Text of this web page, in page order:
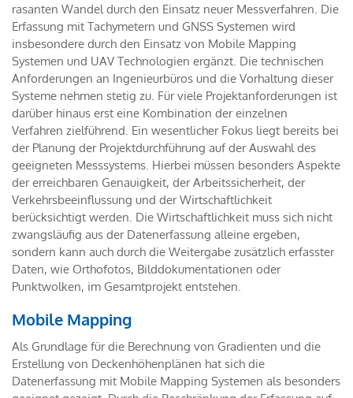
rasanten Wandel durch den Einsatz neuer Messverfahren. Die
Erfassung mit Tachymetern und GNSS Systemen wird
insbesondere durch den Einsatz von Mobile Mapping
Systemen und UAV Technologien ergänzt. Die technischen
Anforderungen an Ingenieurbüros und die Vorhaltung dieser
Systeme nehmen stetig zu. Für viele Projektanforderungen ist
darüber hinaus erst eine Kombination der einzelnen
Verfahren zielführend. Ein wesentlicher Fokus liegt bereits bei
der Planung der Projektdurchführung auf der Auswahl des
geeigneten Messsystems. Hierbei müssen besonders Aspekte
der erreichbaren Genauigkeit, der Arbeitssicherheit, der
Verkehrsbeeinflussung und der Wirtschaftlichkeit
berücksichtigt werden. Die Wirtschaftlichkeit muss sich nicht
zwangsläufig aus der Datenerfassung alleine ergeben,
sondern kann auch durch die Weitergabe zusätzlich erfasster
Daten, wie Orthofotos, Bilddokumentationen oder
Punktwolken, im Gesamtprojekt entstehen.
Mobile Mapping
Als Grundlage für die Berechnung von Gradienten und die
Erstellung von Deckenhöhenplänen hat sich die
Datenerfassung mit Mobile Mapping Systemen als besonders